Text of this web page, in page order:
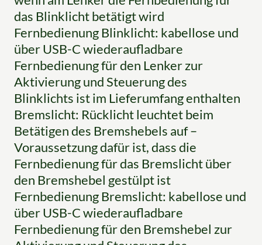
das Blinklicht betätigt wird
Fernbedienung Blinklicht: kabellose und
über USB-C wiederaufladbare
Fernbedienung für den Lenker zur
Aktivierung und Steuerung des
Blinklichts ist im Lieferumfang enthalten
Bremslicht: Rücklicht leuchtet beim
Betätigen des Bremshebels auf –
Voraussetzung dafür ist, dass die
Fernbedienung für das Bremslicht über
den Bremshebel gestülpt ist
Fernbedienung Bremslicht: kabellose und
über USB-C wiederaufladbare
Fernbedienung für den Bremshebel zur